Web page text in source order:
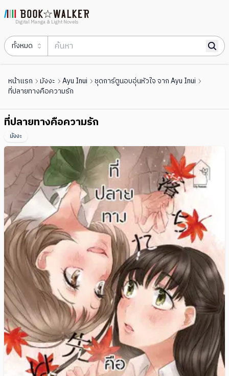
Digital Manga & Light Novels
ทั้งหมด
หน้าแรก มังงะ Ayu Inui
ชุดการ์ตูนอบอุ่นหัวใจ จาก Ayu Inui
ที่ปลายทางคือความรัก
ที่ปลายทางคือความรัก
มังงะ